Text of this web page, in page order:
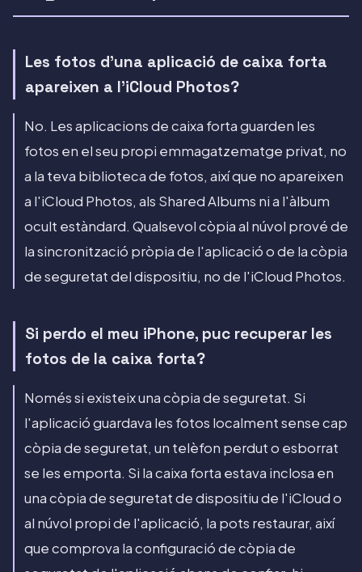
Les fotos d'una aplicació de caixa forta
apareixen a l'iCloud Photos?
No. Les aplicacions de caixa forta guarden les
fotos en el seu propi emmagatzematge privat, no
a la teva biblioteca de fotos, així que no apareixen
a l'iCloud Photos, als Shared Albums ni a l'àlbum
ocult estàndard. Qualsevol còpia al núvol prové de
la sincronització pròpia de l'aplicació o de la còpia
de seguretat del dispositiu, no de l'iCloud Photos.
Si perdo el meu iPhone, puc recuperar les
fotos de la caixa forta?
Només si existeix una còpia de seguretat. Si
l'aplicació guardava les fotos localment sense cap
còpia de seguretat, un telèfon perdut o esborrat
se les emporta. Si la caixa forta estava inclosa en
una còpia de seguretat de dispositiu de l'iCloud o
al núvol propi de l'aplicació, la pots restaurar, així
que comprova la configuració de còpia de